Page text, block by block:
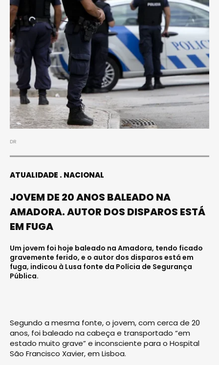
DR
ATUALIDADE NACIONAL
JOVEM DE 20 ANOS BALEADO NA
AMADORA. AUTOR DOS DISPAROS ESTÁ
EM FUGA
Um jovem foi hoje baleado na Amadora, tendo ficado
gravemente ferido, e o autor dos disparos está em
fuga, indicou à Lusa fonte da Polícia de Segurança
Pública.
Segundo a mesma fonte, o jovem, com cerca de 20
anos, foi baleado na cabeça e transportado “em
estado muito grave” e inconsciente para o Hospital
São Francisco Xavier, em Lisboa.